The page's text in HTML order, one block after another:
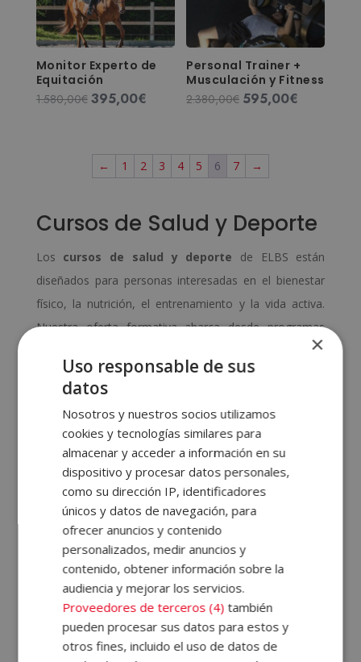
Monitor Experto de
Equitación
1.580,00€ El
era:
1.580,00€.
395,00€El
es:
395,00€.
Personal Trainer +
Musculación y Fitness
2.380,00€ El
era:
2.380,00€.
595,00€
← 1 2 3 4 5 6 7 →
Cursos de Salud y Deporte
Los cursos de salud y deporte de ELBS están
diseñados para personas interesadas en el bienestar
físico, la nutrición, el entrenamiento y la vida activa.
Nuestra oferta formativa abarca desde programas
actividad física y entrenamiento personal
hasta cursos de dietética, salud natural y prevención
de lesiones.
Con un enfoque completo, actualizado y accesible,
podrás aprender a tu ritmo y desarrollar competencias
clave en elámbito deportivo o del cuidado
. Ya sea para mejorar tu salud, para asesorar
a otros o para iniciar una trayectoria de éxito en el
sector, en ELBS encontrarás el curso ideal para ti. ¿A
qué esperas para solicitar toda la información y
empezar hoy mismo a transformar tu futuro?
¿Qué se puede estudiar
×
Uso responsable de sus
datos
Nosotros y nuestros socios utilizamos
cookies y tecnologías similares para
almacenar y acceder a información en su
dispositivo y procesar datos personales,
como su dirección IP, identificadores
únicos y datos de navegación, para
ofrecer anuncios y contenido
personalizados, medir anuncios y
contenido, obtener información sobre la
audiencia y mejorar los servicios.
Proveedores de terceros (4) también
pueden procesar sus datos para estos y
otros fines, incluido el uso de datos de